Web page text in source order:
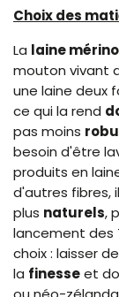
Choix des
La laine
mouton vivant
une laine deux
ce qui la rend
pas moins
besoin d'être
produits en
d'autres fibres,
plus naturels,
lancement des
choix : laisser
la finesseet